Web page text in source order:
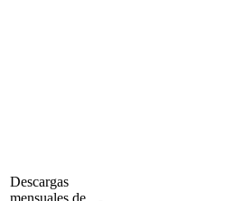
Descargas
mensuales de